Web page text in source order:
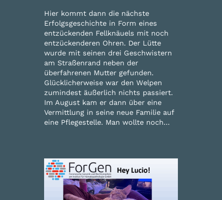
Hier kommt dann die nächste
Erfolgsgeschichte in Form eines
entzückenden Fellknäuels mit noch
entzückenderen Ohren. Der Lütte
wurde mit seinen drei Geschwistern
am Straßenrand neben der
überfahrenen Mutter gefunden.
Glücklicherweise war den Welpen
zumindest äußerlich nichts passiert.
Im August kam er dann über eine
Vermittlung in seine neue Familie auf
eine Pflegestelle. Man wollte noch…